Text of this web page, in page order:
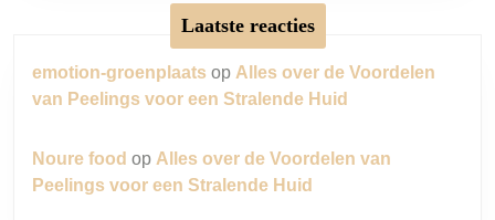
Laatste reacties
emotion-groenplaats op Alles over de Voordelen
van Peelings voor een Stralende Huid
Noure food op Alles over de Voordelen van
Peelings voor een Stralende Huid